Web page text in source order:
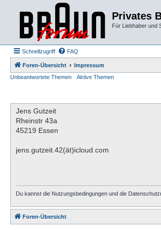
Privates
Für Liebhaber und
Schnellzugriff FAQ
Foren-Übersicht
Impressum
Unbeantwortete Themen
Aktive Themen
Jens Gutzeit
Rheinstr 43a
45219 Essen
jens.gutzeit.42(ät)icloud.com
Du kannst die Nutzungsbedingungen und die
Foren-Übersicht